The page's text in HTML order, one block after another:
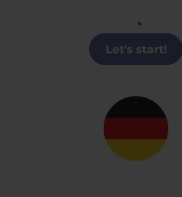
Clases de Inglés en
Let's start!